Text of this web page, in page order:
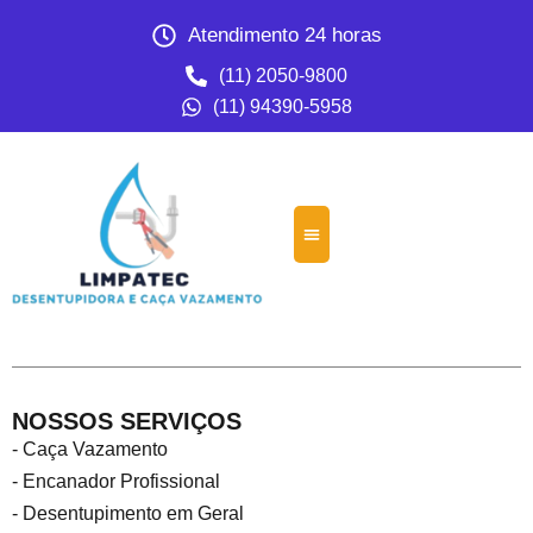
Atendimento 24 horas
(11) 2050-9800
(11) 94390-5958
NOSSOS SERVIÇOS
- Caça Vazamento
- Encanador Profissional
- Desentupimento em Geral